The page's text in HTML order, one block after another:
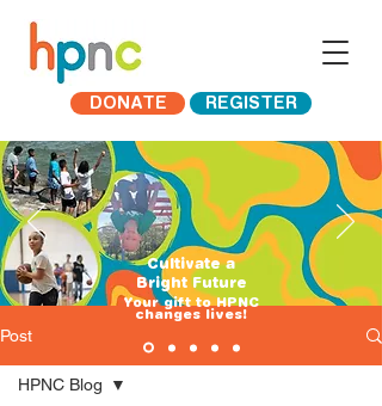
DONATE REGISTER
Cultivate a
Bright Future
​Your gift to HPNC
changes lives!
Post
HPNC Blog